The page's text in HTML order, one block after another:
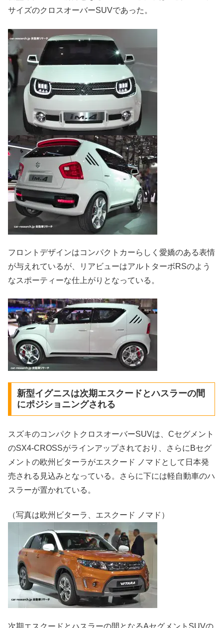
サイズのクロスオーバーSUVであった。
フロントデザインはコンパクトカーらしく愛嬌のある表情
が与えれているが、リアビューはアルトターボRSのよう
なスポーティーな仕上がりとなっている。
新型イグニスは次期エスクードとハスラーの間
にポジショニングされる
スズキのコンパクトクロスオーバーSUVは、Cセグメント
のSX4-CROSSがラインアップされており、さらにBセグ
メントの欧州ビターラがエスクード ノマドとして日本発
売される見込みとなっている。さらに下には軽自動車のハ
スラーが置かれている。
（写真は欧州ビターラ、エスクード ノマド）
次期エスクードとハスラーの間となるAセグメントSUVの